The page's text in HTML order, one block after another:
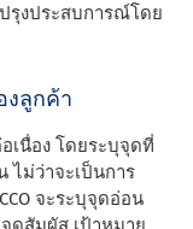
รุงประสบการณ์โดย
งลูกค้า
อเนื่อง โดยระบุจุดที่
ไม่ว่าจะเป็นการ
จะระบุจุดอ่อน